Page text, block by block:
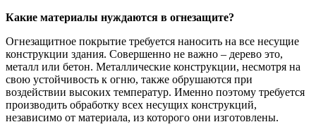
Какие материалы нуждаются в огнезащите?
Огнезащитное покрытие требуется наносить на все несущие
конструкции здания. Совершенно не важно – дерево это,
металл или бетон. Металлические конструкции, несмотря на
свою устойчивость к огню, также обрушаются при
воздействии высоких температур. Именно поэтому требуется
производить обработку всех несущих конструкций,
независимо от материала, из которого они изготовлены.